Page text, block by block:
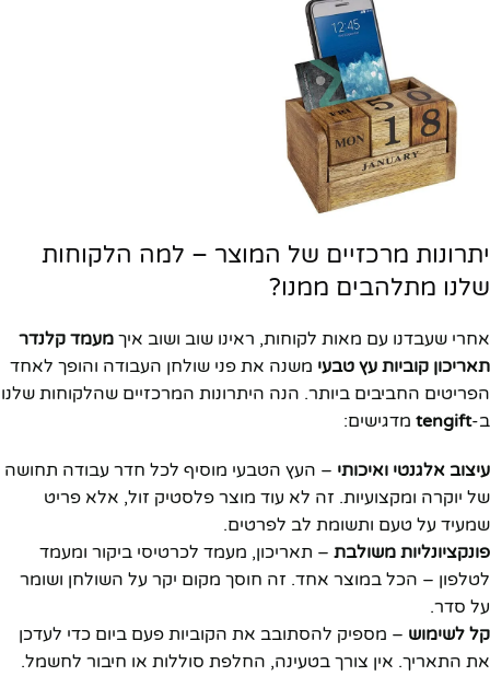
יתרונות מרכזיים של המוצר – למה הלקוחות
שלנו מתלהבים ממנו?
אחרי שעבדנו עם מאות לקוחות, ראינו שוב ושוב איך מעמד קלנדר
תאריכון קוביות עץ טבעי משנה את פני שולחן העבודה והופך לאחד
הפריטים החביבים ביותר. הנה היתרונות המרכזיים שהלקוחות שלנו
ב-tengift מדגישים:
עיצוב אלגנטי ואיכותי – העץ הטבעי מוסיף לכל חדר עבודה תחושה
של יוקרה ומקצועיות. זה לא עוד מוצר פלסטיק זול, אלא פריט
שמעיד על טעם ותשומת לב לפרטים.
פונקציונליות משולבת – תאריכון, מעמד לכרטיסי ביקור ומעמד
לטלפון – הכל במוצר אחד. זה חוסך מקום יקר על השולחן ושומר
על סדר.
קל לשימוש – מספיק להסתובב את הקוביות פעם ביום כדי לעדכן
את התאריך. אין צורך בטעינה, החלפת סוללות או חיבור לחשמל.